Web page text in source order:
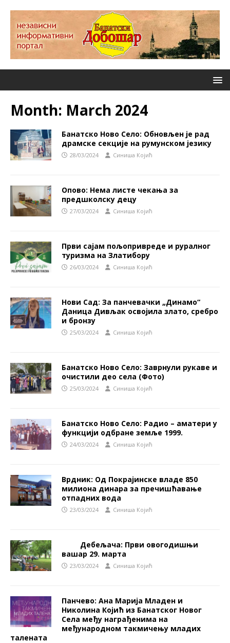
Month: March 2024
Банатско Ново Село: Обновљен је рад
драмске секције на румунском језику
28/03/2024 Синиша Којић
Опово: Нема листе чекања за
предшколску децу
27/03/2024 Синиша Којић
Први сајам пољопривреде и руралног
туризма на Златибору
26/03/2024 Синиша Којић
Нови Сад: За панчевачки „Динамо“
Даница Дивљак освојила злато, сребро
и бронзу
25/03/2024 Синиша Којић
Банатско Ново Село: Заврнули рукаве и
очистили део села (Фото)
25/03/2024 Синиша Којић
Банатско Ново Село: Радио – аматери у
функцији одбране земље 1999.
24/03/2024 Синиша Којић
Врдник: Од Покрајинске владе 850
милиона динара за пречишћавање
отпадних вода
23/03/2024 Синиша Којић
Дебељача: Први овогодишњи
вашар 29. марта
23/03/2024 Синиша Којић
Панчево: Ана Марија Младен и
Николина Којић из Банатског Новог
Села међу награђенима на
међународном такмичењу младих
талената